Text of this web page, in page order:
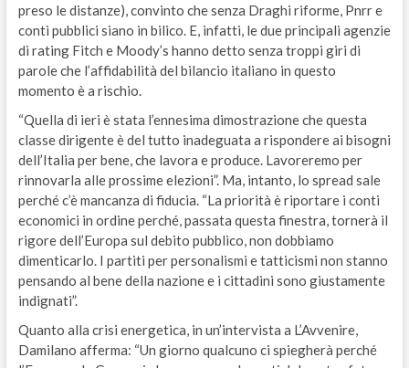
preso le distanze), convinto che senza Draghi riforme, Pnrr e
conti pubblici siano in bilico. E, infatti, le due principali agenzie
di rating Fitch e Moody’s hanno detto senza troppi giri di
parole che l’affidabilità del bilancio italiano in questo
momento è a rischio.
“Quella di ieri è stata l’ennesima dimostrazione che questa
classe dirigente è del tutto inadeguata a rispondere ai bisogni
dell’Italia per bene, che lavora e produce. Lavoreremo per
rinnovarla alle prossime elezioni”. Ma, intanto, lo spread sale
perché c’è mancanza di fiducia. “La priorità è riportare i conti
economici in ordine perché, passata questa finestra, tornerà il
rigore dell’Europa sul debito pubblico, non dobbiamo
dimenticarlo. I partiti per personalismi e tatticismi non stanno
pensando al bene della nazione e i cittadini sono giustamente
indignati”.
Quanto alla crisi energetica, in un’intervista a L’Avvenire,
Damilano afferma: “Un giorno qualcuno ci spiegherà perché